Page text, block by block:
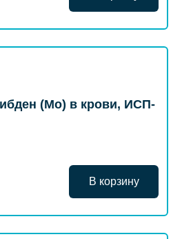
(Mo) в крови, ИСП-
В корзину